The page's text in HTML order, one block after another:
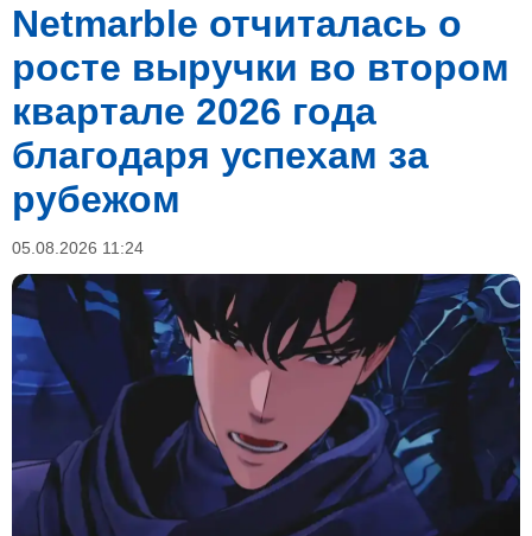
Netmarble отчиталась о
росте выручки во втором
квартале 2026 года
благодаря успехам за
рубежом
05.08.2026 11:24